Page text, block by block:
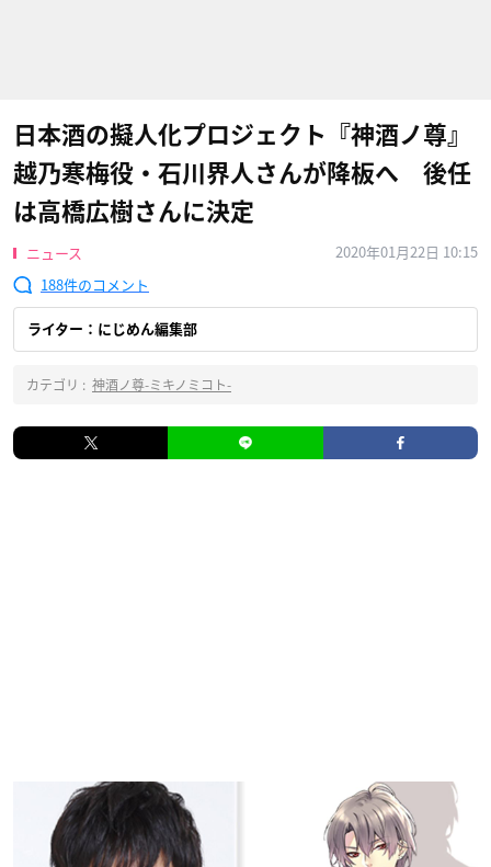
日本酒の擬人化プロジェクト『神酒ノ尊』
越乃寒梅役・石川界人さんが降板へ 後任
は高橋広樹さんに決定
ニュース
2020年01月22日 10:15
188
ライター：にじめん編集部
カテゴリ : 神酒ノ尊-ミキノミコト-